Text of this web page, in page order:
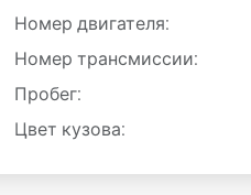
Номер двигателя:
Номер трансмиссии:
Пробег:
Цвет кузова: